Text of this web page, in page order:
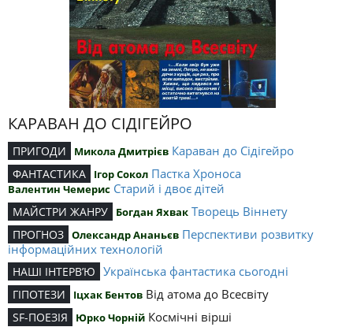
КАРАВАН ДО СІДІГЕЙРО
ПРИГОДИ Микола Дмитрієв Караван до Сідігейро
ФАНТАСТИКА Ігор Сокол Пастка Хроноса
Валентин Чемерис Старий і двоє дітей
МАЙСТРИ ЖАНРУ Богдан Яхвак Творець Віннету
ПРОГНОЗ Олександр Ананьєв Перспективи розвитку
інформаційних технологій
НАШІ ІНТЕРВ’Ю Українська фантастика сьогодні
ГІПОТЕЗИ Іцхак Бентов Від атома до Всесвіту
SF-ПОЕЗІЯ Юрко Чорній Космічні вірші